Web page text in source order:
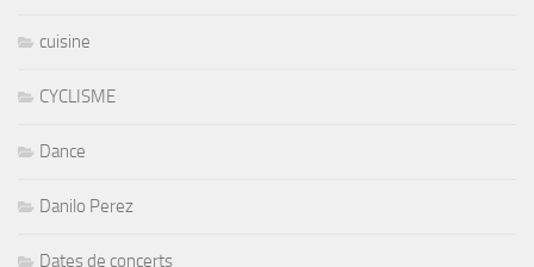
cuisine
CYCLISME
Dance
Danilo Perez
Dates de concerts